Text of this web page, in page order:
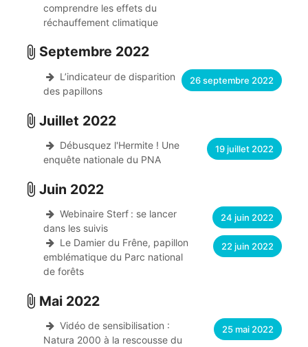
comprendre les effets du
réchauffement climatique
attach_file Septembre 2022
L’indicateur de disparition
des papillons
26 septembre 2022
attach_file Juillet 2022
Débusquez l'Hermite ! Une
enquête nationale du PNA
19 juillet 2022
attach_file Juin 2022
Webinaire Sterf : se lancer
dans les suivis
24 juin 2022
Le Damier du Frêne, papillon
emblématique du Parc national
de forêts
22 juin 2022
attach_file Mai 2022
Vidéo de sensibilisation :
Natura 2000 à la rescousse du
25 mai 2022